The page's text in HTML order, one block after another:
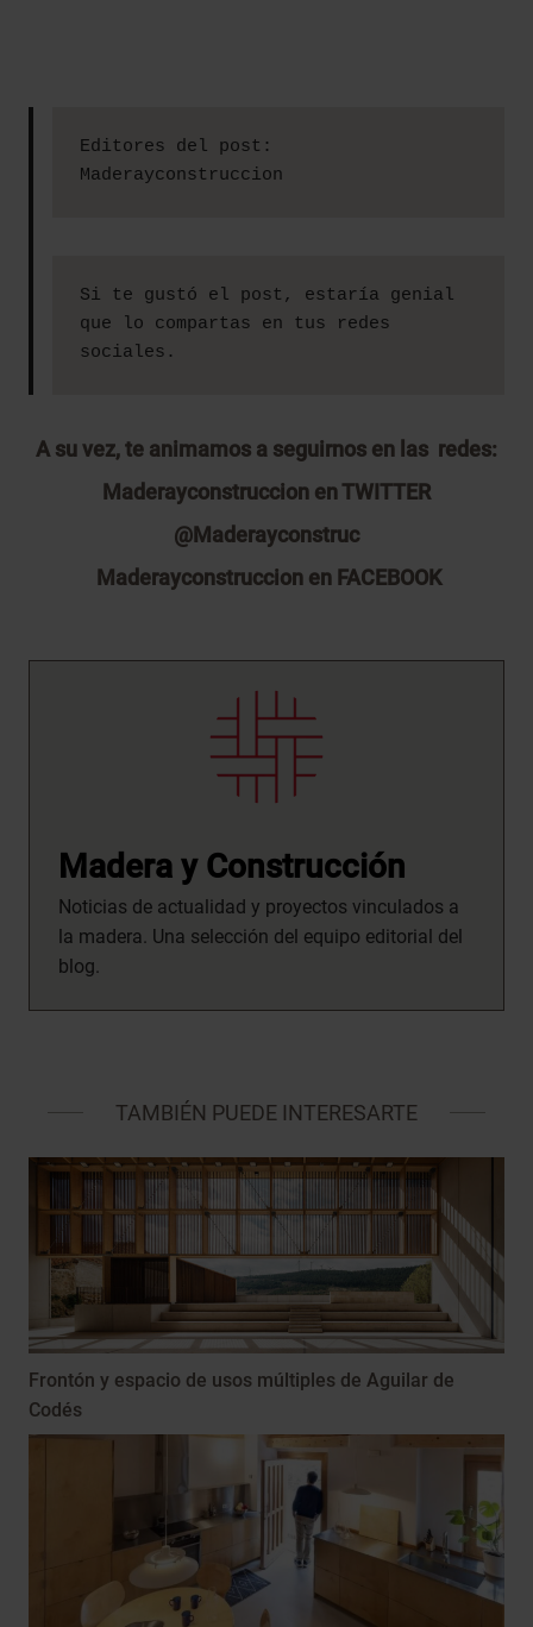
Editores del post:
Maderayconstruccion
Si te gustó el post, estaría genial
que lo compartas en tus redes
sociales.
A su vez, te animamos a seguirnos en las redes:
Maderayconstruccion en TWITTER
@Maderayconstruc
Maderayconstruccion en FACEBOOK
Madera y Construcción
Noticias de actualidad y proyectos vinculados a
la madera. Una selección del equipo editorial del
blog.
TAMBIÉN PUEDE INTERESARTE
Frontón y espacio de usos múltiples de Aguilar de
Codés